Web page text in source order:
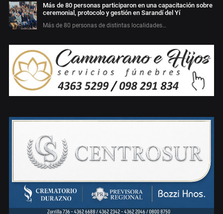
Más de 80 personas participaron en una capacitación sobre
ceremonial, protocolo y gestión en Sarandí del Yí
Más de 80 personas de distintas localidades…